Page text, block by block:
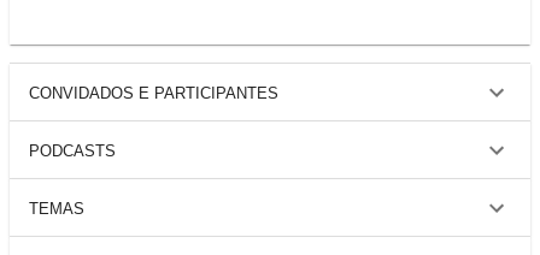
CONVIDADOS E PARTICIPANTES
PODCASTS
TEMAS